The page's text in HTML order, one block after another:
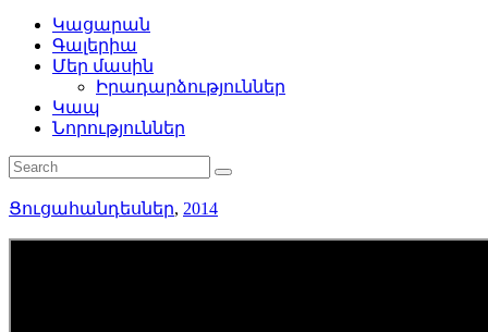
Կացարան
Գալերիա
Մեր մասին
Իրադարձություններ
Կապ
Նորություններ
Ցուցահանդեսներ, 2014